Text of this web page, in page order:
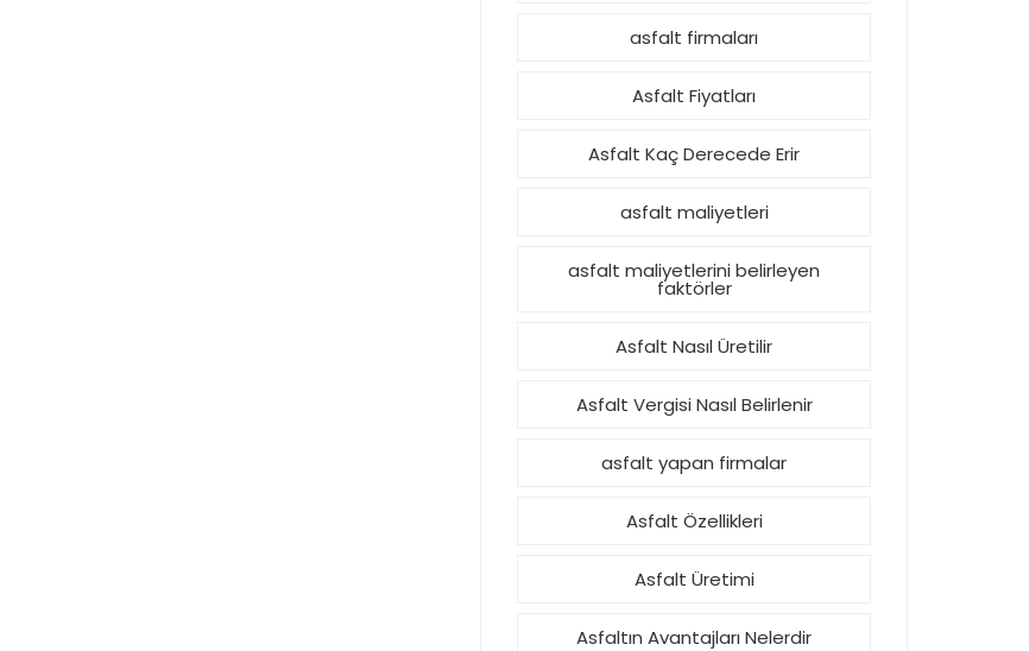
asfalt firmaları
Asfalt Fiyatları
Asfalt Kaç Derecede Erir
asfalt maliyetleri
asfalt maliyetlerini belirleyen
faktörler
Asfalt Nasıl Üretilir
Asfalt Vergisi Nasıl Belirlenir
asfalt yapan firmalar
Asfalt Özellikleri
Asfalt Üretimi
Asfaltın Avantajları Nelerdir